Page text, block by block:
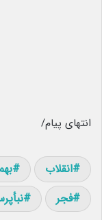
انتهای پیام/
انقلاب
فجر